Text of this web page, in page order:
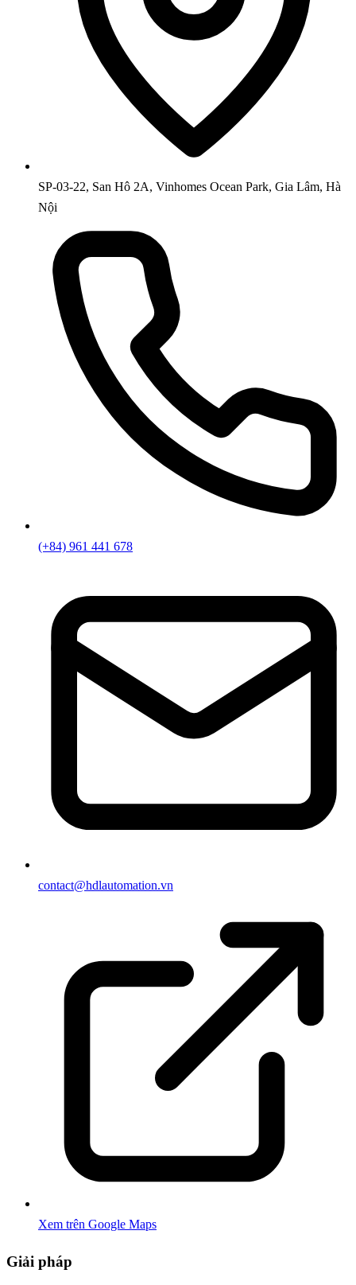
SP-03-22, San Hô 2A, Vinhomes Ocean Park, Gia Lâm, Hà
Nội
(+84) 961 441 678
contact@hdlautomation.vn
Xem trên Google Maps
Giải pháp